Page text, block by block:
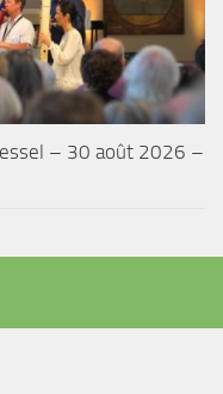
– 30 août 2026 –